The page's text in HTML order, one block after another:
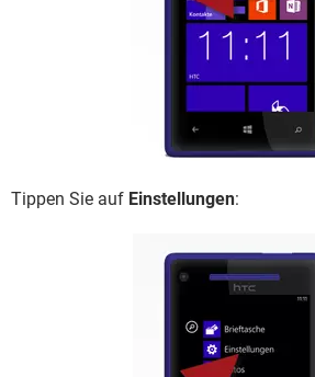
Tippen Sie auf Einstellungen: